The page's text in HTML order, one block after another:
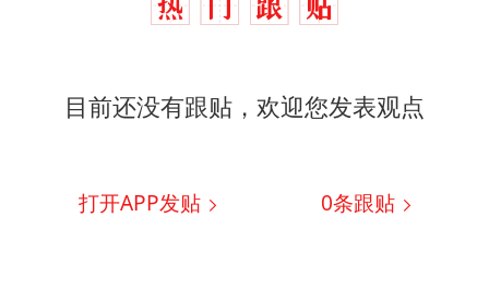
目前还没有跟贴，欢迎您发表观点
打开APP发贴 0条跟贴